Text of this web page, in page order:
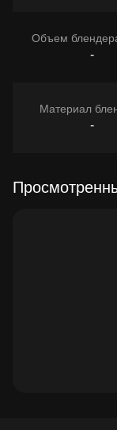
Объем
-
Материал
-